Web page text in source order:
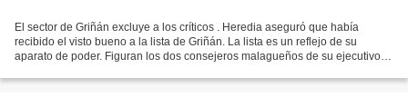
El sector de Griñán excluye a los críticos . Heredia aseguró que había
recibido el visto bueno a la lista de Griñán. La lista es un reflejo de su
aparato de poder. Figuran los dos consejeros malagueños de su ejecutivo,